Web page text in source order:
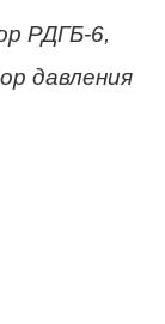
РДГБ-6,
давления